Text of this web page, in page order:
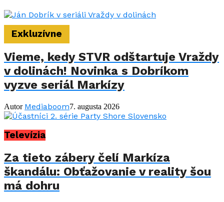
Exkluzívne
Vieme, kedy STVR odštartuje Vraždy
v dolinách! Novinka s Dobríkom
vyzve seriál Markízy
Autor Mediaboom7. augusta 2026
Televízia
Za tieto zábery čelí Markíza
škandálu: Obťažovanie v reality šou
má dohru